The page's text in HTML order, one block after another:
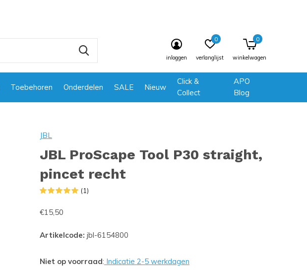
Toebehoren Onderdelen SALE Nieuw
Click &
Collect
APO
Blog
inloggen verlanglijst
0
winkelwagen
0
JBL
JBL ProScape Tool P30 straight,
pincet recht
(1)
€15,50
Artikelcode: jbl-6154800
Niet op voorraad: Indicatie 2-5 werkdagen